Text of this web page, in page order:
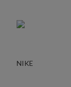
NIKE